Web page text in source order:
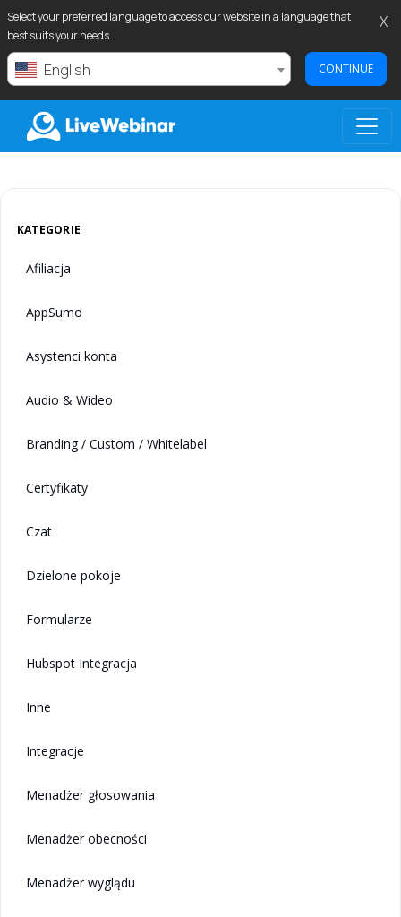
Select your preferred language to access our website in a language that
best suits your needs.
English CONTINUE
X
LIVEWEBINAR.COM
KATEGORIE
Afiliacja
AppSumo
Asystenci konta
Audio & Wideo
Branding / Custom / Whitelabel
Certyfikaty
Czat
Dzielone pokoje
Formularze
Hubspot Integracja
Inne
Integracje
Menadżer głosowania
Menadżer obecności
Menadżer wyglądu